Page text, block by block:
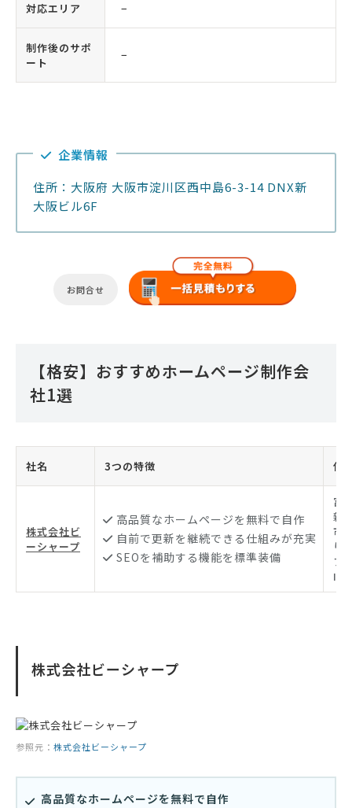
対応エリア −
制作後のサポ
ート
−
企業情報
住所：大阪府 大阪市淀川区西中島6-3-14 DNX新
大阪ビル6F
お問合せ
【格安】おすすめホームページ制作会
社1選
社名 3つの特徴 住
株式会社ビ
ーシャープ
高品質なホームページを無料で自作
自前で更新を継続できる仕組みが充実
SEOを補助する機能を標準装備
富
新
市
り
プ
I+
株式会社ビーシャープ
参照元： 株式会社ビーシャープ
高品質なホームページを無料で自作